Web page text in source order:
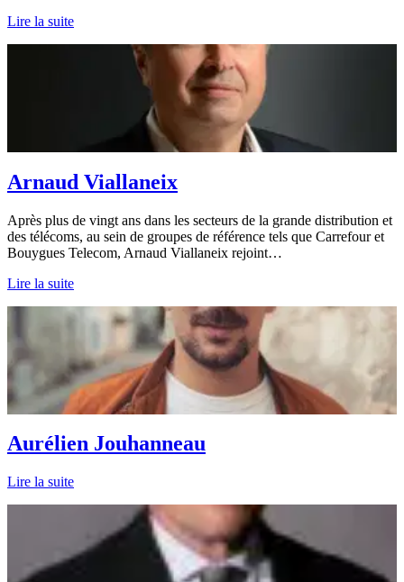
Lire la suite
Arnaud Viallaneix
Après plus de vingt ans dans les secteurs de la grande distribution et
des télécoms, au sein de groupes de référence tels que Carrefour et
Bouygues Telecom, Arnaud Viallaneix rejoint…
Lire la suite
Aurélien Jouhanneau
Lire la suite